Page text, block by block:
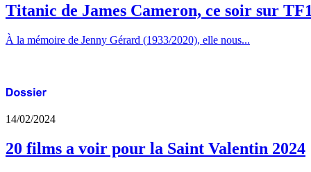
Titanic de James Cameron, ce soir sur
À la mémoire de Jenny Gérard (1933/2020), elle nous...
14/02/2024
20 films a voir pour la Saint Valentin 2024